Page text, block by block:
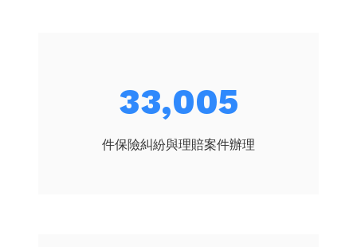
38,562
件保險糾紛與理賠案件辦理